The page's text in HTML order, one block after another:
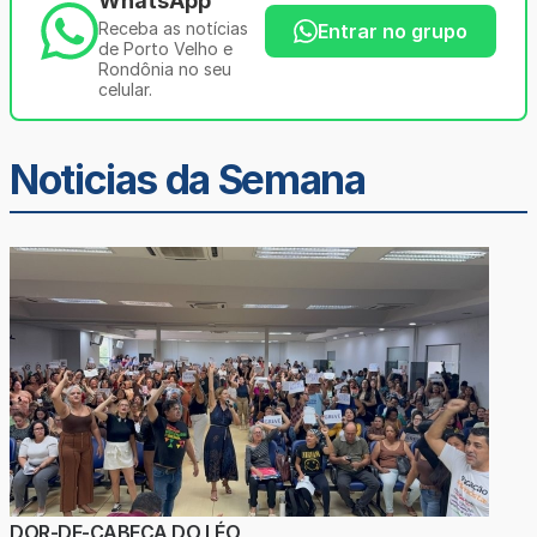
Receba as notícias
de Porto Velho e
Rondônia no seu
celular.
Entrar no grupo
Noticias da Semana